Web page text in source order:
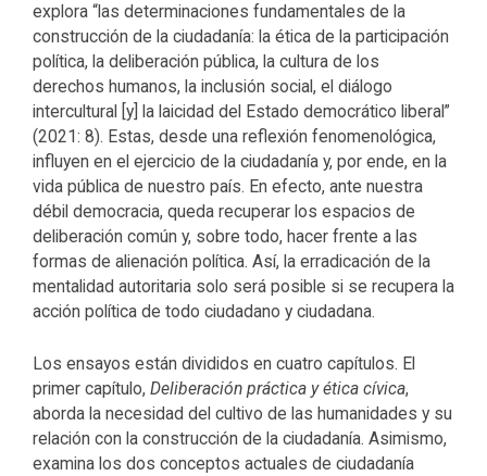
explora “las determinaciones fundamentales de la
construcción de la ciudadanía: la ética de la participación
política, la deliberación pública, la cultura de los
derechos humanos, la inclusión social, el diálogo
intercultural [y] la laicidad del Estado democrático liberal”
(2021: 8). Estas, desde una reflexión fenomenológica,
influyen en el ejercicio de la ciudadanía y, por ende, en la
vida pública de nuestro país. En efecto, ante nuestra
débil democracia, queda recuperar los espacios de
deliberación común y, sobre todo, hacer frente a las
formas de alienación política. Así, la erradicación de la
mentalidad autoritaria solo será posible si se recupera la
acción política de todo ciudadano y ciudadana.
Los ensayos están divididos en cuatro capítulos. El
primer capítulo, Deliberación práctica y ética cívica,
aborda la necesidad del cultivo de las humanidades y su
relación con la construcción de la ciudadanía. Asimismo,
examina los dos conceptos actuales de ciudadanía